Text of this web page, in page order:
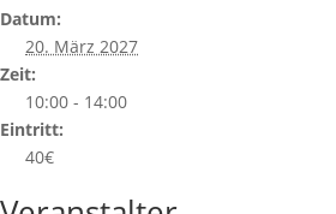
Datum:
20. März 2027
Zeit:
10:00 - 14:00
Eintritt:
40€